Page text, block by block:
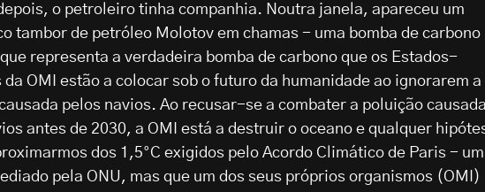
o petroleiro tinha companhia. Noutra janela, apareceu um
tambor de petróleo Molotov em chamas - uma bomba de carbono
representa a verdadeira bomba de carbono que os Estados-
da OMI estão a colocar sob o futuro da humanidade ao ignorarem a
pelos navios. Ao recusar-se a combater a poluição
antes de 2030, a OMI está a destruir o oceano e qualquer
dos 1,5°C exigidos pelo Acordo Climático de Paris - um
pela ONU, mas que um dos seus próprios organismos (OMI)